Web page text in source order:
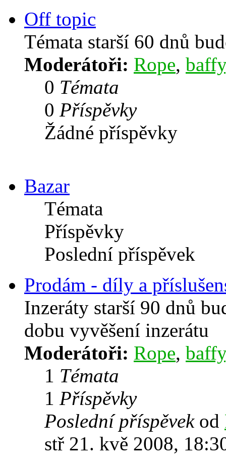
Off topic
Témata starší 60 dnů
Moderátoři: Rope, baffy
0 Témata
0 Příspěvky
Žádné příspěvky
Bazar
Témata
Příspěvky
Poslední příspěvek
Prodám - díly a
Inzeráty starší 90 dnů
dobu vyvěšení inzerátu
Moderátoři: Rope, baffy
1 Témata
1 Příspěvky
Poslední příspěvekod
stř 21. kvě 2008,